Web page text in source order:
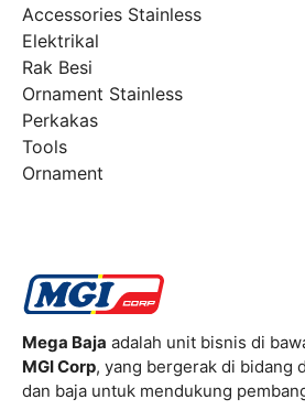
Accessories Stainless
Elektrikal
Rak Besi
Ornament Stainless
Perkakas
Tools
Ornament
Mega Baja adalah unit bisnis di
MGI Corp, yang bergerak di bidang
dan baja untuk mendukung